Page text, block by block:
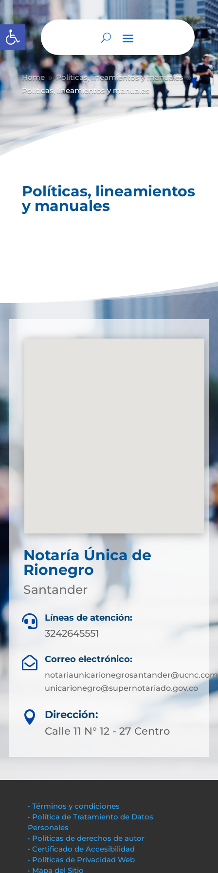
Abrir barra de herramientas
Home 9 Políticas, lineamientos y manuales 9
Políticas, lineamientos y manuales
Políticas, lineamientos
y manuales
Notaría Única de
Rionegro
Santander
 Líneas de atención:
3242645551
 Correo electrónico:
unicarionegro@supernotariado.gov.co

Dirección:
Calle 11 N° 12 - 27 Centro
• Términos y condiciones
• Política de Tratamiento de Datos
Personales
• Políticas de derechos de autor
• Certificado de Accesibilidad
• Políticas de Privacidad Web
• Mapa del Sitio